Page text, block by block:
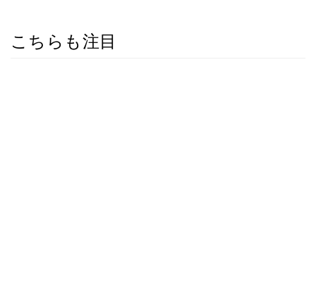
こちらも注目